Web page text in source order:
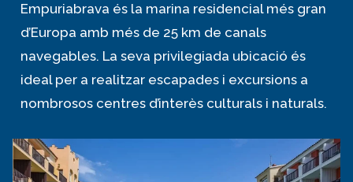
Empuriabrava és la marina residencial més gran
d’Europa amb més de 25 km de canals
navegables. La seva privilegiada ubicació és
ideal per a realitzar escapades i excursions a
nombrosos centres d’interès culturals i naturals.